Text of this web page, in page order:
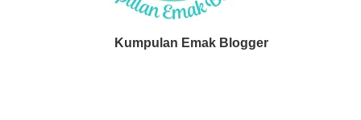
Kumpulan Emak Blogger